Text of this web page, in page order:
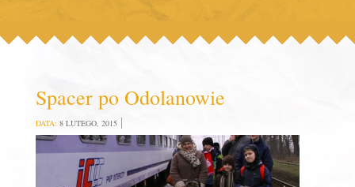
Spacer po Odolanowie
DATA: 8 LUTEGO, 2015